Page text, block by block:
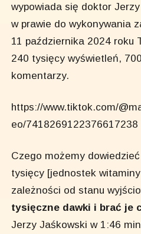
wypowiada się doktor
w prawie do wykonywania
11 października 2024 roku
240 tysięcy wyświetleń,
komentarzy.
https://www.tiktok.com/
eo/7418269122376617238
Czego możemy
tysięcy [jednostek
zależności od stanu
tysięczne dawki i brać je
Jerzy Jaśkowski w 1:46